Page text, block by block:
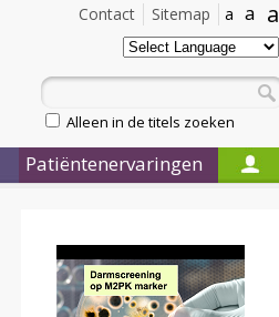
a
a
a
Sitemap
Contact
Alleen in de titels zoeken
Patiëntenervaringen